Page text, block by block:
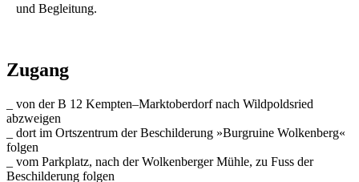
und Begleitung.
Zugang
_ von der B 12 Kempten–Marktoberdorf nach Wildpoldsried
abzweigen
_ dort im Ortszentrum der Beschilderung »Burgruine Wolkenberg«
folgen
_ vom Parkplatz, nach der Wolkenberger Mühle, zu Fuss der
Beschilderung folgen